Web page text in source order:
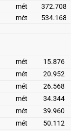
mét
372.708
mét 534.168
mét
15.876
mét
20.952
mét
26.568
mét
34.344
mét
39.960
mét
50.112